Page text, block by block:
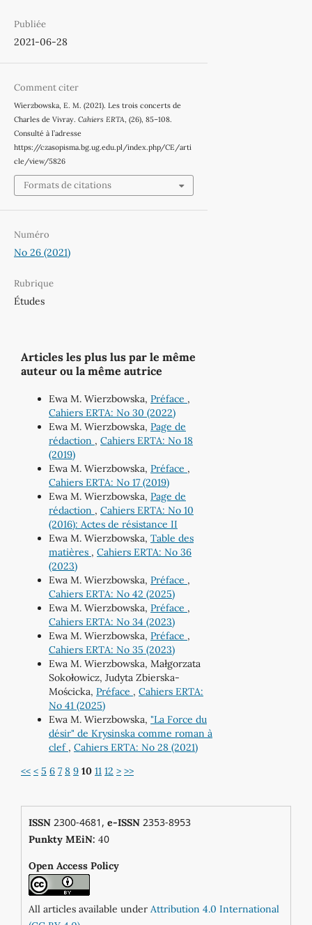
Publiée
2021-06-28
Comment citer
Wierzbowska, E. M. (2021). Les trois concerts de
Charles de Vivray. Cahiers ERTA , (26), 85–108.
Consulté à l’adresse
https://czasopisma.bg.ug.edu.pl/index.php/CE/arti
cle/view/5826
Formats de citations
Numéro
No 26 (2021)
Rubrique
Études
Articles les plus lus par le même
auteur ou la même autrice
Ewa M. Wierzbowska, Préface ,
Cahiers ERTA: No 30 (2022)
Ewa M. Wierzbowska, Page de
rédaction , Cahiers ERTA: No 18
(2019)
Ewa M. Wierzbowska, Préface ,
Cahiers ERTA: No 17 (2019)
Ewa M. Wierzbowska, Page de
rédaction , Cahiers ERTA: No 10
(2016): Actes de résistance II
Ewa M. Wierzbowska, Table des
matières , Cahiers ERTA: No 36
(2023)
Ewa M. Wierzbowska, Préface ,
Cahiers ERTA: No 42 (2025)
Ewa M. Wierzbowska, Préface ,
Cahiers ERTA: No 34 (2023)
Ewa M. Wierzbowska, Préface ,
Cahiers ERTA: No 35 (2023)
Ewa M. Wierzbowska, Małgorzata
Sokołowicz, Judyta Zbierska-
Mościcka, Préface , Cahiers ERTA:
No 41 (2025)
Ewa M. Wierzbowska, "La Force du
désir" de Krysinska comme roman à
clef , Cahiers ERTA: No 28 (2021)
<< < 5 6 7 8 9 10 11 12 > >>
ISSN2300-4681, e-ISSN2353-8953
Punkty MEiN: 40
Open Access Policy
All articles available under Attribution 4.0 International